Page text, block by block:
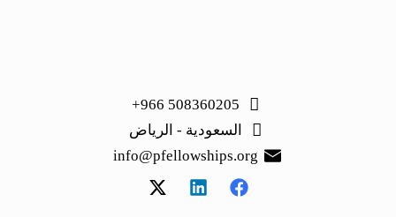
508360205 966+
السعودية - الرياض
info@pfellowships.org